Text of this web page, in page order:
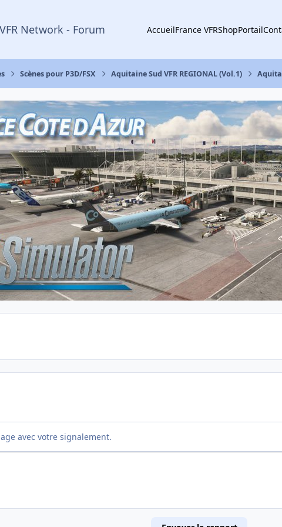
VFR Network - Forum AccueilFrance VFRShopPortail
Scènes pour P3D/FSX Aquitaine Sud VFR REGIONAL (Vol.1)
avec votre signalement.